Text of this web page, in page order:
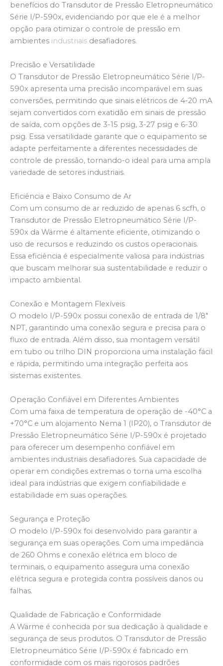
benefícios do Transdutor de Pressão Eletropneumático
Série I/P-590x, evidenciando por que ele é a melhor
opção para otimizar o controle de pressão em
ambientes industriais desafiadores.
Precisão e Versatilidade
O Transdutor de Pressão Eletropneumático Série I/P-
590x apresenta uma precisão incomparável em suas
conversões, permitindo que sinais elétricos de 4-20 mA
sejam convertidos com exatidão em sinais de pressão
de saída, com opções de 3-15 psig, 3-27 psig e 6-30
psig. Essa versatilidade garante que o equipamento se
adapte perfeitamente a diferentes necessidades de
controle de pressão, tornando-o ideal para uma ampla
variedade de setores industriais.
Eficiência e Baixo Consumo de Ar
Com um consumo de ar reduzido de apenas 6 scfh, o
Transdutor de Pressão Eletropneumático Série I/P-
590x da Wärme é altamente eficiente, otimizando o
uso de recursos e reduzindo os custos operacionais.
Essa eficiência é especialmente valiosa para indústrias
que buscam melhorar sua sustentabilidade e reduzir o
impacto ambiental.
Conexão e Montagem Flexíveis
O modelo I/P-590x possui conexão de entrada de 1/8″
NPT, garantindo uma conexão segura e precisa para o
fluxo de entrada. Além disso, sua montagem versátil
em tubo ou trilho DIN proporciona uma instalação fácil
e rápida, permitindo uma integração perfeita aos
sistemas existentes.
Operação Confiável em Diferentes Ambientes
Com uma faixa de temperatura de operação de -40°C a
+70°C e um alojamento Nema 1 (IP20), o Transdutor de
Pressão Eletropneumático Série I/P-590x é projetado
para oferecer um desempenho confiável em
ambientes industriais desafiadores. Sua capacidade de
operar em condições extremas o torna uma escolha
ideal para indústrias que exigem confiabilidade e
estabilidade em suas operações.
Segurança e Proteção
O modelo I/P-590x foi desenvolvido para garantir a
segurança em suas operações. Com uma impedância
de 260 Ohms e conexão elétrica em bloco de
terminais, o equipamento assegura uma conexão
elétrica segura e protegida contra possíveis danos ou
falhas.
Qualidade de Fabricação e Conformidade
A Wärme é conhecida por sua dedicação à qualidade e
segurança de seus produtos. O Transdutor de Pressão
Eletropneumático Série I/P-590x é fabricado em
conformidade com os mais rigorosos padrões